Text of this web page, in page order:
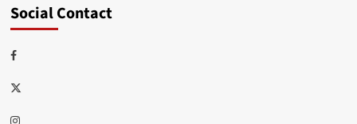
के
Social Contact
Facebook
Twitter
Instagram